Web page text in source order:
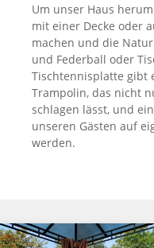
Um unser Haus
mit einer Decke oder
machen und die
und Federball oder
Tischtennisplatte gibt
Trampolin, das nicht
schlagen lässt, und
unseren Gästen auf
werden.